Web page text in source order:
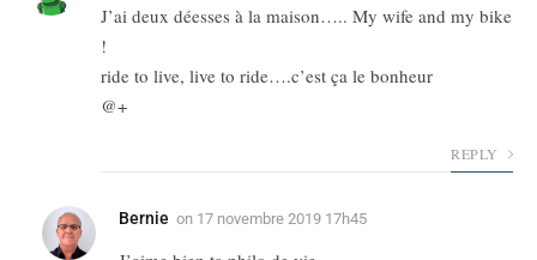
J’ai deux déesses à la maison….. My wife and my bike
!
ride to live, live to ride….c’est ça le bonheur
@+
REPLY
Bernie on 17 novembre 2019 17h45